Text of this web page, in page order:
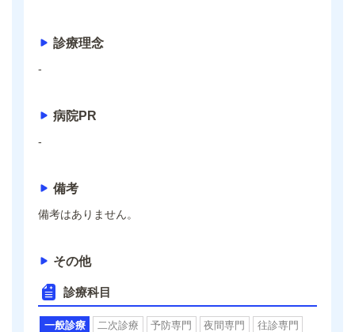
診療理念
-
病院PR
-
備考
備考はありません。
その他
診療科目
一般診療 二次診療 予防専門 夜間専門 往診専門